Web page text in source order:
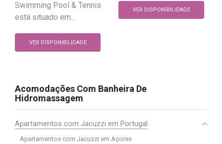
Swimming Pool & Tennis
está situado em...
VER DISPONIBILIDADE
VER DISPONIBILIDADE
Acomodações Com Banheira De
Hidromassagem
Apartamentos com Jacuzzi em Portugal
Apartamentos com Jacuzzi em Açores